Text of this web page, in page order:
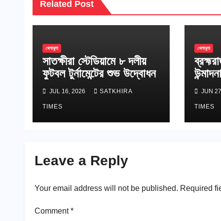
Related Post
খেলাধুলা
সাতক্ষীরা স্টেডিয়ামে ৮ দলীয়
ফুটবল টুর্নামেন্টের শুভ উদ্বোধন
JUL 16, 2026 SATKHIRA
TIMES
খেলাধুলা
২ JUN
TIMES
Leave a Reply
Your email address will not be published. Required
Comment*